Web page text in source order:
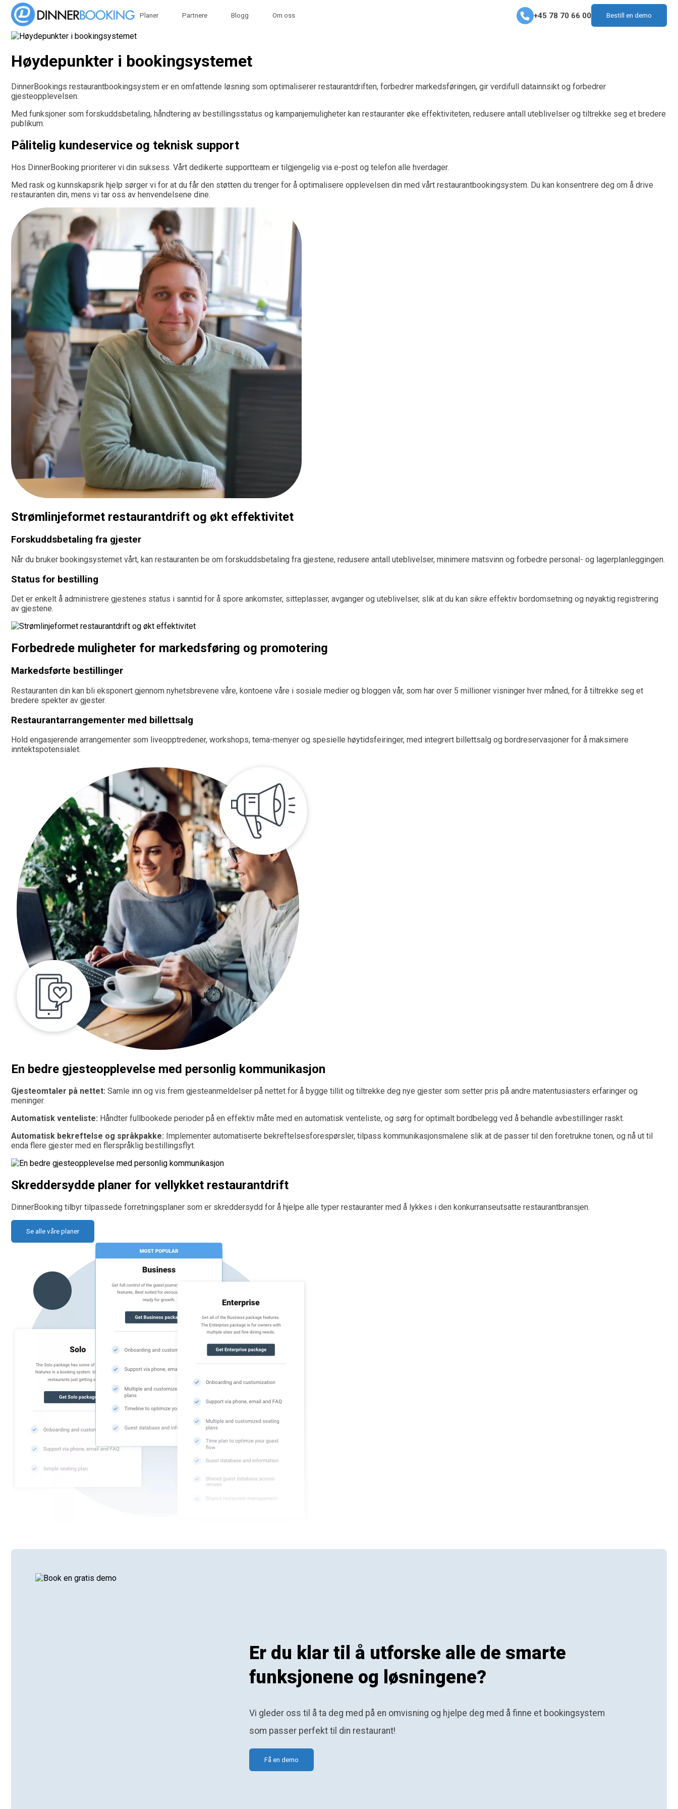
Planer Partnere Blogg Om oss +45 78 70 66 00 Bestill en demo
Høydepunkter i bookingsystemet
DinnerBookings restaurantbookingsystem er en omfattende løsning som optimaliserer restaurantdriften, forbedrer markedsføringen, gir verdifull datainnsikt og forbedrer
gjesteopplevelsen.
Med funksjoner som forskuddsbetaling, håndtering av bestillingsstatus og kampanjemuligheter kan restauranter øke effektiviteten, redusere antall uteblivelser og tiltrekke seg et bredere
publikum.
Pålitelig kundeservice og teknisk support
Hos DinnerBooking prioriterer vi din suksess. Vårt dedikerte supportteam er tilgjengelig via e-post og telefon alle hverdager.
Med rask og kunnskapsrik hjelp sørger vi for at du får den støtten du trenger for å optimalisere opplevelsen din med vårt restaurantbookingsystem. Du kan konsentrere deg om å drive
restauranten din, mens vi tar oss av henvendelsene dine.
Strømlinjeformet restaurantdrift og økt effektivitet
Forskuddsbetaling fra gjester
Når du bruker bookingsystemet vårt, kan restauranten be om forskuddsbetaling fra gjestene, redusere antall uteblivelser, minimere matsvinn og forbedre personal- og lagerplanleggingen.
Status for bestilling
Det er enkelt å administrere gjestenes status i sanntid for å spore ankomster, sitteplasser, avganger og uteblivelser, slik at du kan sikre effektiv bordomsetning og nøyaktig registrering
av gjestene.
Forbedrede muligheter for markedsføring og promotering
Markedsførte bestillinger
Restauranten din kan bli eksponert gjennom nyhetsbrevene våre, kontoene våre i sosiale medier og bloggen vår, som har over 5 millioner visninger hver måned, for å tiltrekke seg et
bredere spekter av gjester.
Restaurantarrangementer med billettsalg
Hold engasjerende arrangementer som liveopptredener, workshops, tema-menyer og spesielle høytidsfeiringer, med integrert billettsalg og bordreservasjoner for å maksimere
inntektspotensialet.
En bedre gjesteopplevelse med personlig kommunikasjon
Gjesteomtaler på nettet: Samle inn og vis frem gjesteanmeldelser på nettet for å bygge tillit og tiltrekke deg nye gjester som setter pris på andre matentusiasters erfaringer og
meninger.
Automatisk venteliste: Håndter fullbookede perioder på en effektiv måte med en automatisk venteliste, og sørg for optimalt bordbelegg ved å behandle avbestillinger raskt.
Automatisk bekreftelse og språkpakke: Implementer automatiserte bekreftelsesforespørsler, tilpass kommunikasjonsmalene slik at de passer til den foretrukne tonen, og nå ut til
enda flere gjester med en flerspråklig bestillingsflyt.
Skreddersydde planer for vellykket restaurantdrift
DinnerBooking tilbyr tilpassede forretningsplaner som er skreddersydd for å hjelpe alle typer restauranter med å lykkes i den konkurranseutsatte restaurantbransjen.
Se alle våre planer
Er du klar til å utforske alle de smarte
funksjonene og løsningene?
Vi gleder oss til å ta deg med på en omvisning og hjelpe deg med å finne et bookingsystem
som passer perfekt til din restaurant!
Få en demo